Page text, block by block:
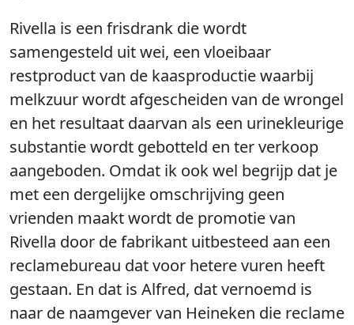
Rivella is een frisdrank die wordt
samengesteld uit wei, een vloeibaar
restproduct van de kaasproductie waarbij
melkzuur wordt afgescheiden van de wrongel
en het resultaat daarvan als een urinekleurige
substantie wordt gebotteld en ter verkoop
aangeboden. Omdat ik ook wel begrijp dat je
met een dergelijke omschrijving geen
vrienden maakt wordt de promotie van
Rivella door de fabrikant uitbesteed aan een
reclamebureau dat voor hetere vuren heeft
gestaan. En dat is Alfred, dat vernoemd is
naar de naamgever van Heineken die reclame